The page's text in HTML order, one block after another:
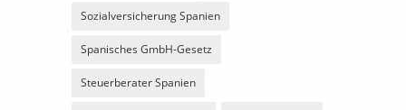
Sozialversicherung Spanien
Spanisches GmbH-Gesetz
Steuerberater Spanien